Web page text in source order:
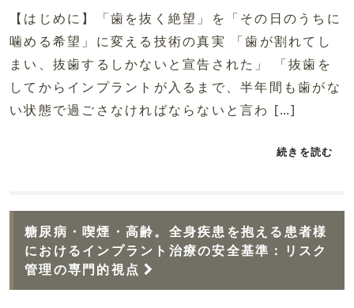
【はじめに】「歯を抜く絶望」を「その日のうちに
噛める希望」に変える技術の真実 「歯が割れてし
まい、抜歯するしかないと宣告された」 「抜歯を
してからインプラントが入るまで、半年間も歯がな
い状態で過ごさなければならないと言わ […]
続きを読む
糖尿病・喫煙・高齢。全身疾患を抱える患者様
におけるインプラント治療の安全基準：リスク
管理の専門的視点